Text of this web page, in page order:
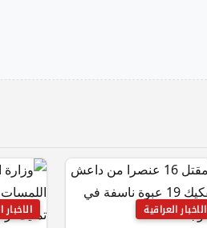
الاخبار العراقية الاخبار